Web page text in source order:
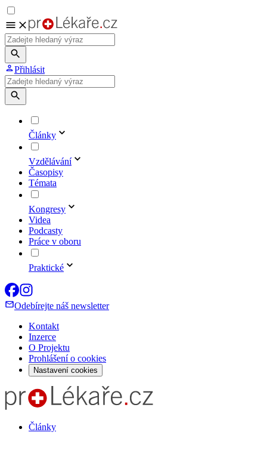
Přihlásit
Články
Vzdělávání
Časopisy
Témata
Kongresy
Videa
Podcasty
Práce v oboru
Praktické
Odebírejte náš newsletter
Kontakt
Inzerce
O Projektu
Prohlášení o cookies
Nastavení cookies
Články